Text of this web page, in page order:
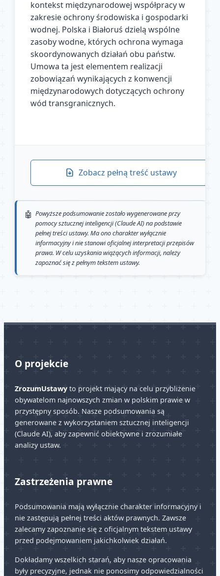
kontekst międzynarodowej współpracy w
zakresie ochrony środowiska i gospodarki
wodnej. Polska i Białoruś dzielą wspólne
zasoby wodne, których ochrona wymaga
skoordynowanych działań obu państw.
Umowa ta jest elementem realizacji
zobowiązań wynikających z konwencji
międzynarodowych dotyczących ochrony
wód transgranicznych.
Zobacz pełną treść ustawy
Powyższe podsumowanie zostało wygenerowane przy
pomocy sztucznej inteligencji (Claude AI) na podstawie
pełnej treści ustawy. Ma ono charakter wyłącznie
informacyjny i nie stanowi oficjalnej interpretacji przepisów
prawa. W celu uzyskania wiążących informacji, należy
zapoznać się z pełnym tekstem ustawy.
O projekcie
ZrozumUstawyto projekt mający na celu przybliżenie
obywatelom najnowszych zmian w polskim prawie w
przystępny sposób. Nasze podsumowania są
generowane z wykorzystaniem sztucznej inteligencji
(Claude AI), aby zapewnić obiektywne i zrozumiałe
analizy ustaw.
Zastrzeżenia prawne
Podsumowania mają wyłącznie charakter informacyjny i
nie zastępują pełnej treści aktów prawnych. Zawsze
zalecamy zapoznanie się z oficjalnym tekstem ustawy
przed podejmowaniem jakichkolwiek działań.
Dokładamy wszelkich starań, aby nasze opracowania
były precyzyjne, jednak nie ponosimy odpowiedzialności